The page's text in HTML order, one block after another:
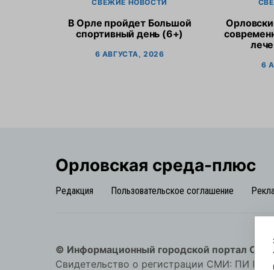
СВЕЖИЕ НОВОСТИ
В Орле пройдет Большой
спортивный день (6+)
6 АВГУСТА, 2026
6
Орловская cреда-плюс
Редакция Пользовательское соглашение
© Информационный городской портал
Свидетельство о регистрации СМИ: ПИ